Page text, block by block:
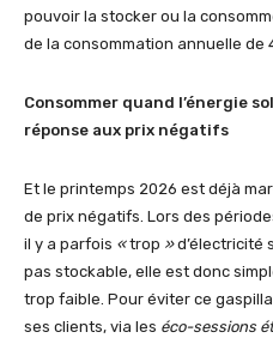
pouvoir la stocker ou la
de la consommation annuelle de
Consommer quand l’énergie
réponse aux prix négatifs
Et le printemps 2026 est déjà
de prix négatifs. Lors des
il y a parfois «trop »d’électricité
pas stockable, elle est donc
trop faible. Pour éviter ce
ses clients, via les éco-sessions